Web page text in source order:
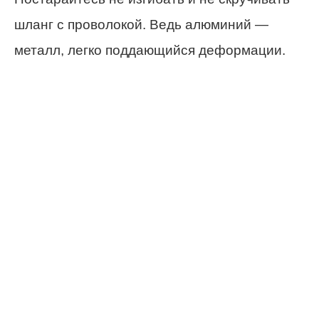
шланг с проволокой. Ведь алюминий —
металл, легко поддающийся деформации.